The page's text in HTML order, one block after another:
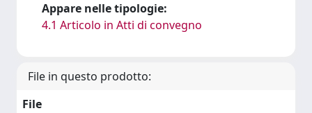
Appare nelle tipologie:
4.1 Articolo in Atti di convegno
File in questo prodotto:
File